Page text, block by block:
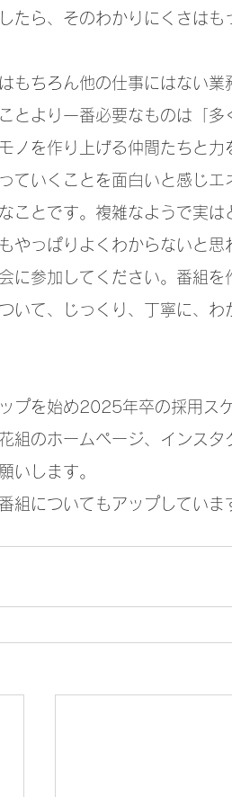
たら、そのわかりにくさは
もちろん他の仕事にはない
とより一番必要なものは「
ノを作り上げる仲間たちと
ていくことを面白いと感じ
ことです。複雑なようで実は
やっぱりよくわからないと
に参加してください。番組
いて、じっくり、丁寧に、
プを始め2025年卒の採用ス
組のホームページ、インスタ
いします。
組についてもアップしていま